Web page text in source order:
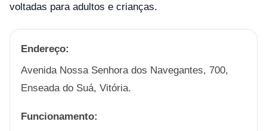
voltadas para adultos e crianças.
Endereço:
Avenida Nossa Senhora dos Navegantes, 700,
Enseada do Suá, Vitória.
Funcionamento: